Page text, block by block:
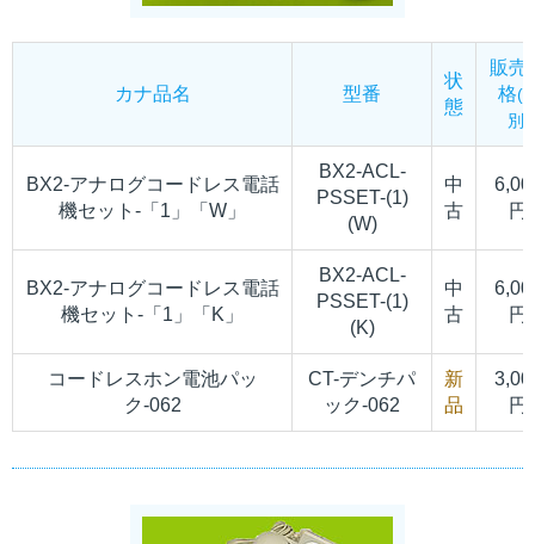
カナ品名 型番
状
態
販売
格(
別)
BX2-アナログコードレス電話
機セット-「1」「W」
BX2-ACL-
PSSET-(1)
(W)
中
古
円
BX2-アナログコードレス電話
機セット-「1」「K」
BX2-ACL-
PSSET-(1)
(K)
中
古
円
コードレスホン電池パッ
ク-062
CT-デンチパ
ック-062
新
品
円